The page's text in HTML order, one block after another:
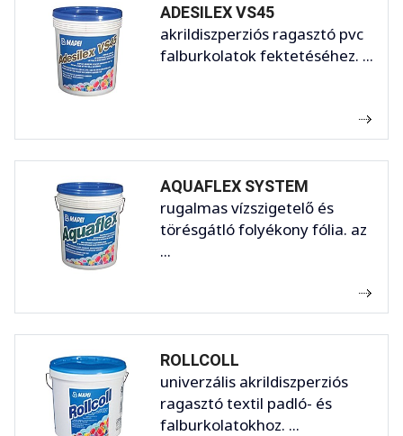
ADESILEX VS45
akrildiszperziós ragasztó pvc
falburkolatok fektetéséhez. ...
AQUAFLEX SYSTEM
rugalmas vízszigetelő és
törésgátló folyékony fólia. az
...
ROLLCOLL
univerzális akrildiszperziós
ragasztó textil padló- és
falburkolatokhoz. ...